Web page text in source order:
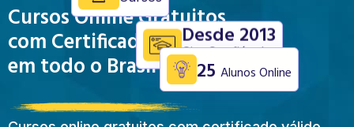
Cursos Online Gratuitos
com Certificado Válido
em todo o Brasil
Desde 2013
Site Confiável
25 Alunos Online